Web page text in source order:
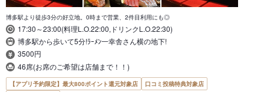
博多駅より徒歩3分の好立地。0時まで営業、2件目利用にも◎
17:30～23:00(料理L.O.22:00,ドリンクL.O.22:30)
博多駅から歩いて5分!ﾗｰﾒﾝ一幸舎さん横の地下!
3500円
46席(お席のご希望は店舗まで！！)
【アプリ予約限定】最大800ポイント還元対象店
口コミ投稿特典対象店